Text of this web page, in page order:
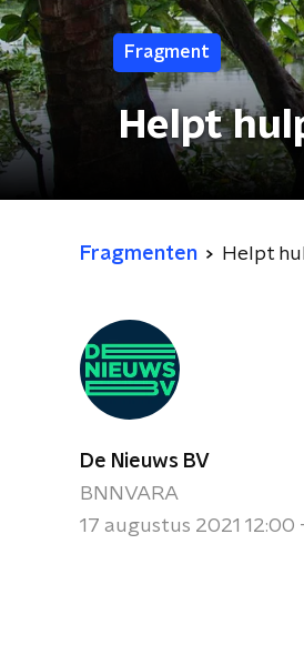
Fragment
Helpt
Fragmenten Helpt
De Nieuws BV
BNNVARA
17 augustus 2021 12:00